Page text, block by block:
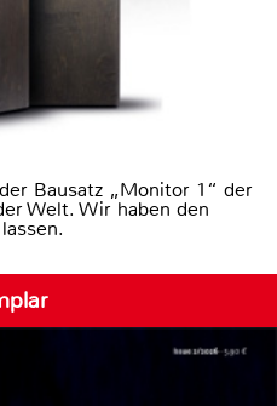
Bausatz „Monitor 1“ der
Welt. Wir haben den